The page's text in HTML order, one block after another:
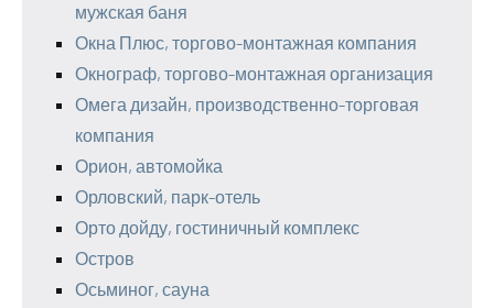
мужская баня
Окна Плюс, торгово-монтажная компания
Окнограф, торгово-монтажная организация
Омега дизайн, производственно-торговая
компания
Орион, автомойка
Орловский, парк-отель
Орто дойду, гостиничный комплекс
Остров
Осьминог, сауна